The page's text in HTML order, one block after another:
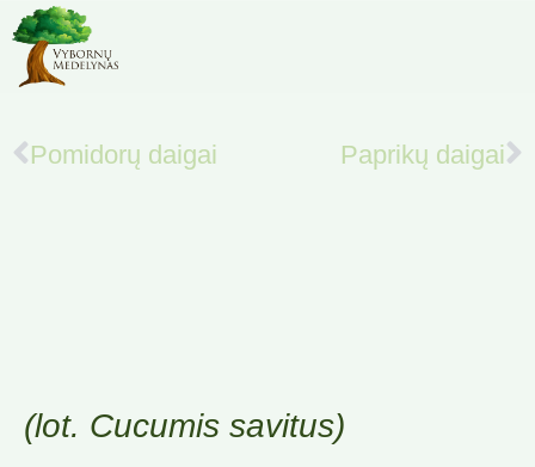
Pomidorų daigai Paprikų daigai
(lot. Cucumis savitus)